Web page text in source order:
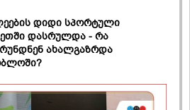
დიდი სპორტული
დასრულდა - რა
ახალგაზრდა